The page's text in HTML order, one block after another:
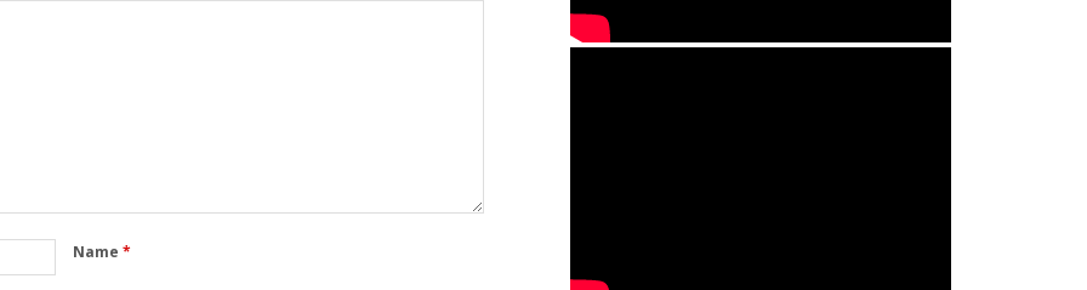
Name *